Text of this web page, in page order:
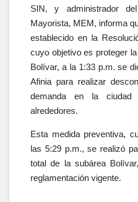
SIN, y administrador
Mayorista, MEM, informa
establecido en la
cuyo objetivo es proteger
Bolívar, a la 1:33 p.m. se
Afinia para realizar
demanda en la
alrededores.
Esta medida preventiva,
las 5:29 p.m., se realizó
total de la subárea
reglamentación vigente.